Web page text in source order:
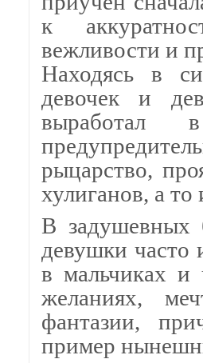
к
вежливости и
Находясь в
девочек и
выработал
рыцарство,
хулиганов, а
В задушевных
девушки ча­сто
в мальчиках и
желаниях,
фантазии,
пример